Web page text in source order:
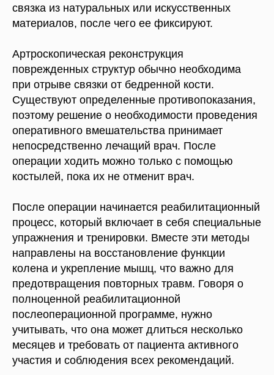
связка из натуральных или искусственных
материалов, после чего ее фиксируют.
Артроскопическая реконструкция
поврежденных структур обычно необходима
при отрыве связки от бедренной кости.
Существуют определенные противопоказания,
поэтому решение о необходимости проведения
оперативного вмешательства принимает
непосредственно лечащий врач. После
операции ходить можно только с помощью
костылей, пока их не отменит врач.
После операции начинается реабилитационный
процесс, который включает в себя специальные
упражнения и тренировки. Вместе эти методы
направлены на восстановление функции
колена и укрепление мышц, что важно для
предотвращения повторных травм. Говоря о
полноценной реабилитационной
послеоперационной программе, нужно
учитывать, что она может длиться несколько
месяцев и требовать от пациента активного
участия и соблюдения всех рекомендаций.